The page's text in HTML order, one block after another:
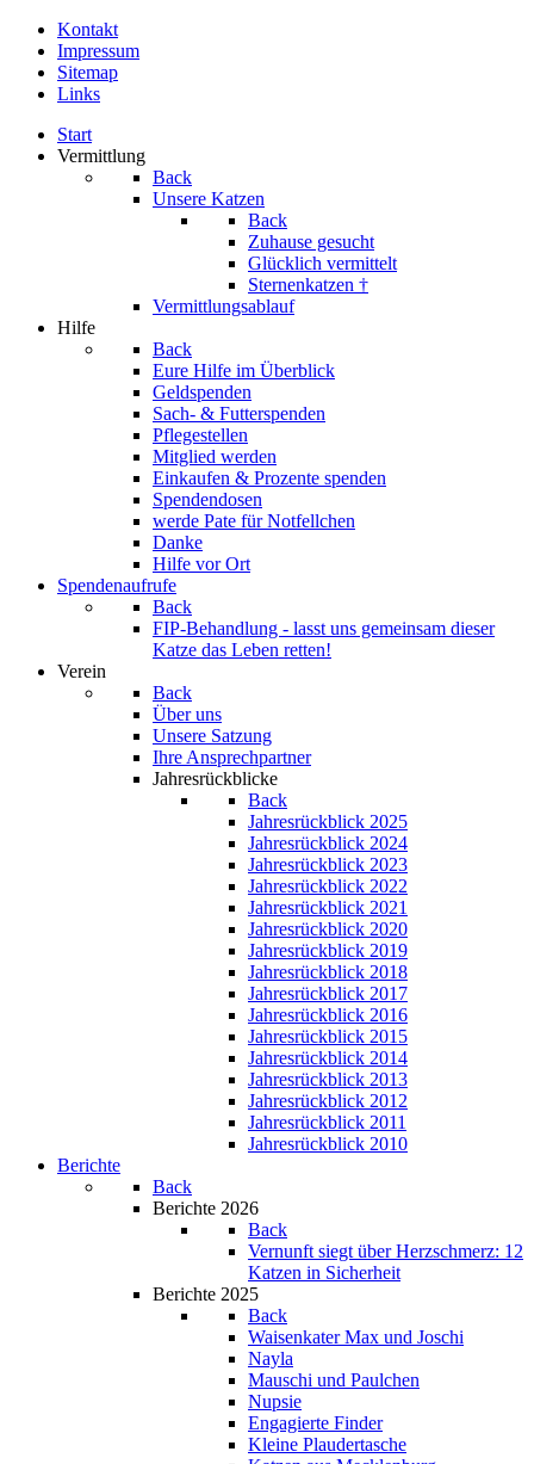
Kontakt
Impressum
Sitemap
Links
Start
Vermittlung
Back
Unsere Katzen
Back
Zuhause gesucht
Glücklich vermittelt
Sternenkatzen †
Vermittlungsablauf
Hilfe
Back
Eure Hilfe im Überblick
Geldspenden
Sach- & Futterspenden
Pflegestellen
Mitglied werden
Einkaufen & Prozente spenden
Spendendosen
werde Pate für Notfellchen
Danke
Hilfe vor Ort
Spendenaufrufe
Back
FIP-Behandlung - lasst uns gemeinsam dieser
Katze das Leben retten!
Verein
Back
Über uns
Unsere Satzung
Ihre Ansprechpartner
Jahresrückblicke
Back
Jahresrückblick 2025
Jahresrückblick 2024
Jahresrückblick 2023
Jahresrückblick 2022
Jahresrückblick 2021
Jahresrückblick 2020
Jahresrückblick 2019
Jahresrückblick 2018
Jahresrückblick 2017
Jahresrückblick 2016
Jahresrückblick 2015
Jahresrückblick 2014
Jahresrückblick 2013
Jahresrückblick 2012
Jahresrückblick 2011
Jahresrückblick 2010
Berichte
Back
Berichte 2026
Back
Vernunft siegt über Herzschmerz: 12
Katzen in Sicherheit
Berichte 2025
Back
Waisenkater Max und Joschi
Nayla
Mauschi und Paulchen
Nupsie
Engagierte Finder
Kleine Plaudertasche